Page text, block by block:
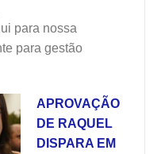
para nossa
para gestão
APROVAÇÃO
DE RAQUEL
DISPARA EM